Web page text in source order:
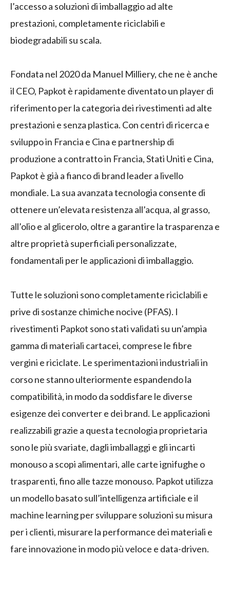
l’accesso a soluzioni di imballaggio ad alte
prestazioni, completamente riciclabili e
biodegradabili su scala.
Fondata nel 2020 da Manuel Milliery, che ne è anche
il CEO, Papkot è rapidamente diventato un player di
riferimento per la categoria dei rivestimenti ad alte
prestazioni e senza plastica. Con centri di ricerca e
sviluppo in Francia e Cina e partnership di
produzione a contratto in Francia, Stati Uniti e Cina,
Papkot è già a fianco di brand leader a livello
mondiale. La sua avanzata tecnologia consente di
ottenere un’elevata resistenza all’acqua, al grasso,
all’olio e al glicerolo, oltre a garantire la trasparenza e
altre proprietà superficiali personalizzate,
fondamentali per le applicazioni di imballaggio.
Tutte le soluzioni sono completamente riciclabili e
prive di sostanze chimiche nocive (PFAS). I
rivestimenti Papkot sono stati validati su un’ampia
gamma di materiali cartacei, comprese le fibre
vergini e riciclate. Le sperimentazioni industriali in
corso ne stanno ulteriormente espandendo la
compatibilità, in modo da soddisfare le diverse
esigenze dei converter e dei brand. Le applicazioni
realizzabili grazie a questa tecnologia proprietaria
sono le più svariate, dagli imballaggi e gli incarti
monouso a scopi alimentari, alle carte ignifughe o
trasparenti, fino alle tazze monouso. Papkot utilizza
un modello basato sull’intelligenza artificiale e il
machine learning per sviluppare soluzioni su misura
per i clienti, misurare la performance dei materiali e
fare innovazione in modo più veloce e data-driven.